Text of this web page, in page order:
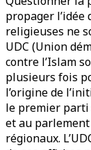
propager
religieuses ne
UDC (Union
contre l’Islam
plusieurs fois
l’origine de
le premier parti
et au
régionaux.